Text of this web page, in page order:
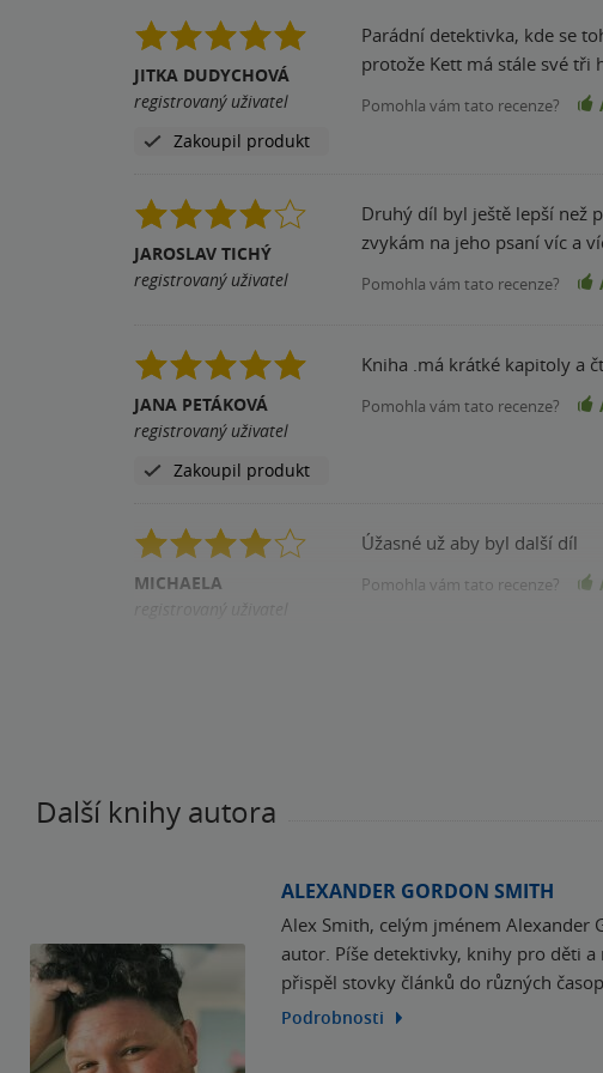
JITKA DUDYCHOVÁ
registrovaný uživatel
Zakoupil produkt
Parádní detektivka, kde se
protože Kett má stále své tři
Pomohla vám tato recenze?
JAROSLAV TICHÝ
registrovaný uživatel
Druhý díl byl ještě lepší než
zvykám na jeho psaní víc a
Pomohla vám tato recenze?
JANA PETÁKOVÁ
registrovaný uživatel
Zakoupil produkt
Kniha .má krátké kapitoly a
Pomohla vám tato recenze?
MICHAELA
Úžasné už aby byl další díl
Pomohla vám tato recenze?
Další knihy autora
ALEXANDER GORDON SMITH
Alex Smith, celým jménem Alexander
autor. Píše detektivky, knihy pro děti
přispěl stovky článků do různých
Podrobnosti